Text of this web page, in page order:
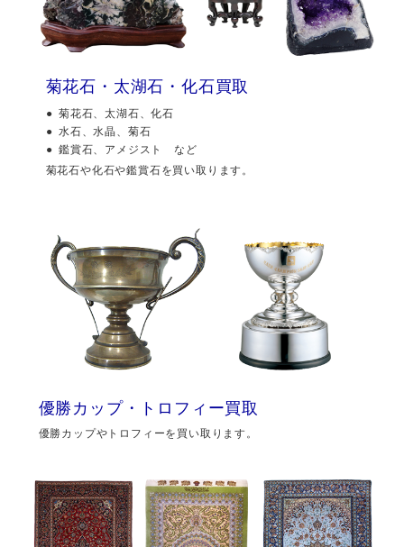
菊花石・太湖石・化石買取
菊花石、太湖石、化石
水石、水晶、菊石
鑑賞石、アメジスト など
菊花石や化石や鑑賞石を買い取ります。
優勝カップ・トロフィー買取
優勝カップやトロフィーを買い取ります。